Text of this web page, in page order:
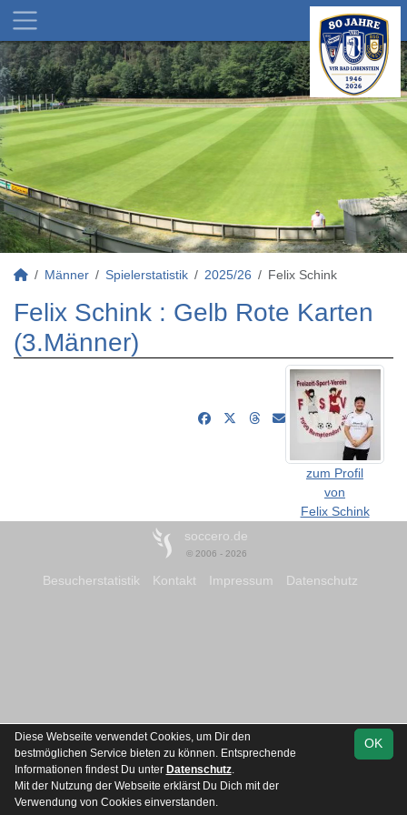
Männer Spielerstatistik 2025/26 Felix Schink
Felix Schink : Gelb Rote Karten
(3.Männer)
zum Profil
von
Felix Schink
soccero.de
© 2006 - 2026
Besucherstatistik Kontakt Impressum Datenschutz
OK
Diese Webseite verwendet Cookies, um Dir den
bestmöglichen Service bieten zu können. Entsprechende
Informationen findest Du unter Datenschutz.
Mit der Nutzung der Webseite erklärst Du Dich mit der
Verwendung von Cookies einverstanden.